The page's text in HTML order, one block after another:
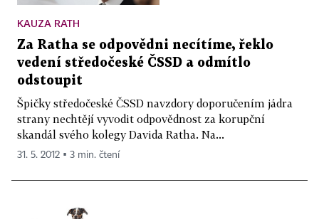
KAUZA RATH
Za Ratha se odpovědni necítíme, řeklo
vedení středočeské ČSSD a odmítlo
odstoupit
Špičky středočeské ČSSD navzdory doporučením jádra
strany nechtějí vyvodit odpovědnost za korupční
skandál svého kolegy Davida Ratha. Na...
31. 5. 2012 ▪ 3 min. čtení